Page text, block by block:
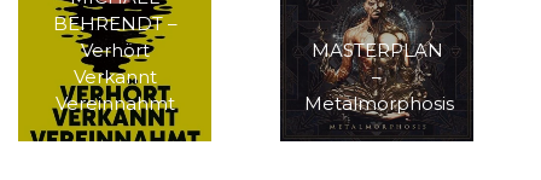
BEHRENDT –
Verhört
Verkannt
Vereinnahmt
MASTERPLAN
–
Metalmorphosis